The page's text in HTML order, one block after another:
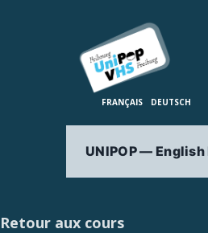
UNIPOP —
Retour aux cours